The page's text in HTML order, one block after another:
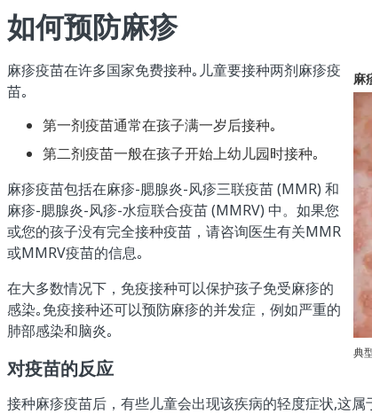
如何预防麻疹
麻
典
麻疹疫苗在许多国家免费接种｡儿童要接种两剂麻疹疫
苗｡
第一剂疫苗通常在孩子满一岁后接种｡
第二剂疫苗一般在孩子开始上幼儿园时接种｡
麻疹疫苗包括在麻疹-腮腺炎-风疹三联疫苗 (MMR) 和
麻疹-腮腺炎-风疹-水痘联合疫苗 (MMRV) 中。如果您
或您的孩子没有完全接种疫苗，请咨询医生有关MMR
或MMRV疫苗的信息｡
在大多数情况下，免疫接种可以保护孩子免受麻疹的
感染｡免疫接种还可以预防麻疹的并发症，例如严重的
肺部感染和脑炎｡
对疫苗的反应
接种麻疹疫苗后，有些儿童会出现该疾病的轻度症状,这